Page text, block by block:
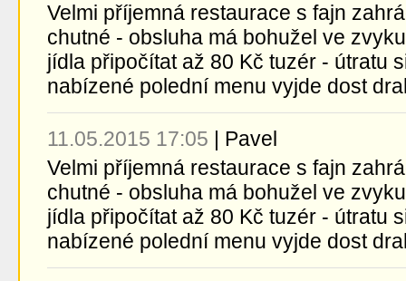
Velmi příjemná restaurace s fajn
chutné - obsluha má bohužel ve
jídla připočítat až 80 Kč tuzér - útratu
nabízené polední menu vyjde dost
11.05.2015 17:05 | Pavel
Velmi příjemná restaurace s fajn
chutné - obsluha má bohužel ve
jídla připočítat až 80 Kč tuzér - útratu
nabízené polední menu vyjde dost